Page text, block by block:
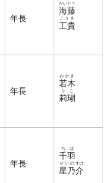
年長
海藤
かいとう
工貴
こうき
年長
若木
わかき
莉瑚
りこ
年長
千羽
ちば
星乃
せいの
介
すけ